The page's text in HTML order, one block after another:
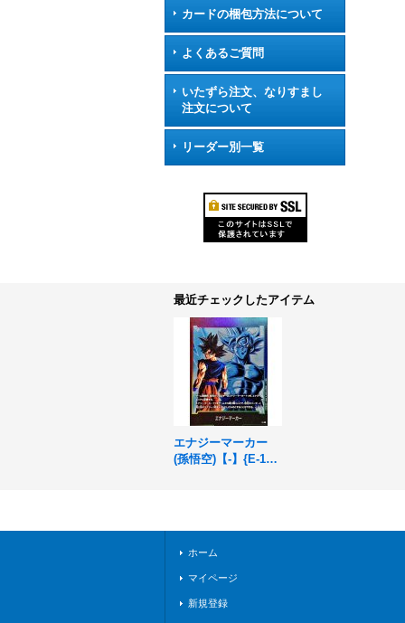
カードの梱包方法について
よくあるご質問
いたずら注文、なりすまし
注文について
リーダー別一覧
最近チェックしたアイテム
エナジーマーカー
(孫悟空)【-】{E-11
ホーム
マイページ
新規登録